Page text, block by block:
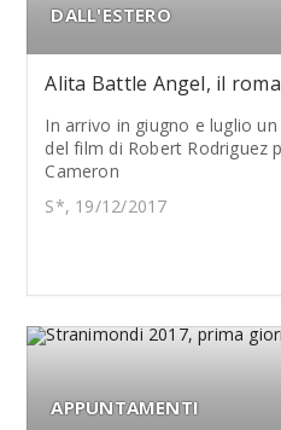
DALL'ESTERO
Alita Battle Angel, il
In arrivo in giugno e luglio
del film di Robert Rodriguez
Cameron
S*, 19/12/2017
APPUNTAMENTI